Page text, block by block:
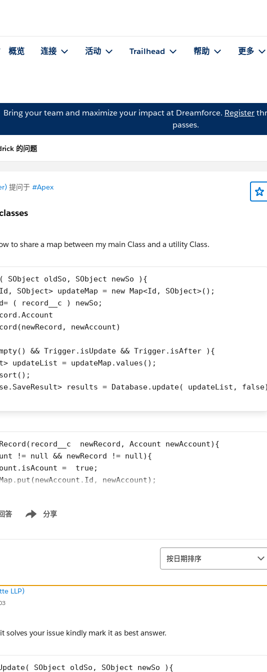
概览 连接 活动 Trailhead 帮助 更多
Bring your team and maximize your impact at Dreamforce. Register
passes.
的问题
提问于 #Apex
to share a map between my main Class and a utility Class.
SObject oldSo, SObject newSo ){
SObject> updateMap = new Map<Id, SObject>();
( record__c ) newSo;
newAccount)
&& Trigger.isUpdate && Trigger.isAfter ){
updateList = updateMap.values();
results = Database.update( updateList,
newRecord, Account newAccount){
null && newRecord != null){
=  true;
newAccount);
passing the updateMap from the util class back to the main class? Any help
答 分享
Show menu
排序
按日期排序
LLP)
solves your issue kindly mark it as best answer.
SObject oldSo, SObject newSo ){